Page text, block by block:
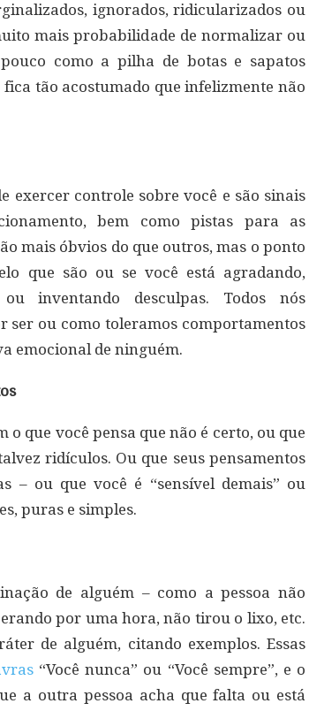
ignorados, ridicularizados ou
mais probabilidade de normalizar ou
como a pilha de botas e sapatos
tão acostumado que infelizmente não
exercer controle sobre você e são sinais
bem como pistas para as
mais óbvios do que outros, mas o ponto
que são ou se você está agradando,
inventando desculpas. Todos nós
ser ou como toleramos comportamentos
emocional de ninguém.
que você pensa que não é certo, ou que
ridículos. Ou que seus pensamentos
– ou que você é “sensível demais” ou
puras e simples.
de alguém – como a pessoa não
por uma hora, não tirou o lixo, etc.
de alguém, citando exemplos. Essas
“Você nunca” ou “Você sempre”, e o
a outra pessoa acha que falta ou está